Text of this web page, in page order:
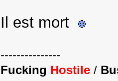
Il est mort
---------------
Fucking Hostile /